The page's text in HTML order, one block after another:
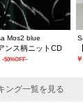
Mos2 blue
ンス柄ニットCD
-50%OFF-
ング一覧を見る